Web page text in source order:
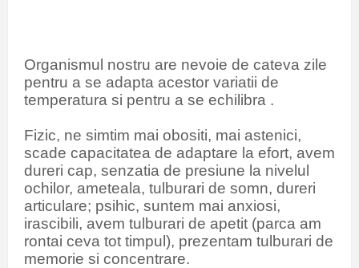
Organismul nostru are nevoie de cateva zile
pentru a se adapta acestor variatii de
temperatura si pentru a se echilibra .
Fizic, ne simtim mai obositi, mai astenici,
scade capacitatea de adaptare la efort, avem
dureri cap, senzatia de presiune la nivelul
ochilor, ameteala, tulburari de somn, dureri
articulare; psihic, suntem mai anxiosi,
irascibili, avem tulburari de apetit (parca am
rontai ceva tot timpul), prezentam tulburari de
memorie si concentrare.